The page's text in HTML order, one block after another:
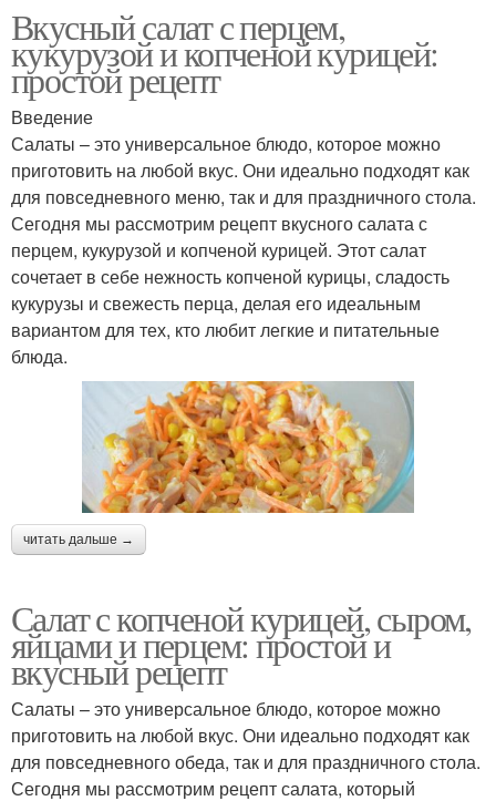
Вкусный салат с перцем,
кукурузой и копченой курицей:
простой рецепт
Введение
Салаты – это универсальное блюдо, которое можно
приготовить на любой вкус. Они идеально подходят как
для повседневного меню, так и для праздничного стола.
Сегодня мы рассмотрим рецепт вкусного салата с
перцем, кукурузой и копченой курицей. Этот салат
сочетает в себе нежность копченой курицы, сладость
кукурузы и свежесть перца, делая его идеальным
вариантом для тех, кто любит легкие и питательные
блюда.
читать дальше →
Салат с копченой курицей, сыром,
яйцами и перцем: простой и
вкусный рецепт
Салаты – это универсальное блюдо, которое можно
приготовить на любой вкус. Они идеально подходят как
для повседневного обеда, так и для праздничного стола.
Сегодня мы рассмотрим рецепт салата, который